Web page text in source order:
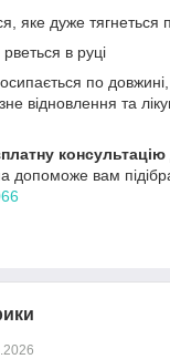
яке дуже тягнеться
в руці
по
відновлення та
консультацію
допоможе вам